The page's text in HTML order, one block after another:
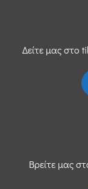
Δείτε μας στο
Βρείτε μας